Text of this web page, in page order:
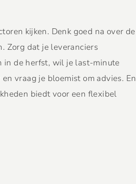
kijken. Denk goed na over de
Zorg dat je leveranciers
in de herfst, wil je last-minute
vraag je bloemist om advies. En
biedt voor een flexibel